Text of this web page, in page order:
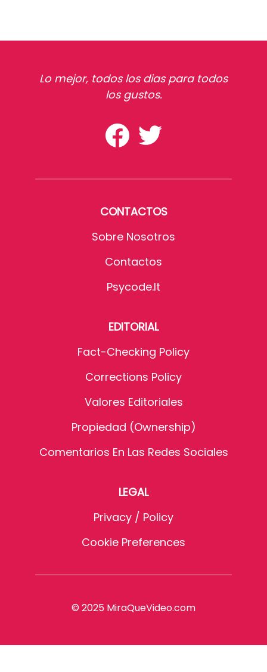
Lo mejor, todos los dias para todos
los gustos.
CONTACTOS
Sobre Nosotros
Contactos
Psycode.it
EDITORIAL
Fact-Checking Policy
Corrections Policy
Valores Editoriales
Propiedad (Ownership)
Comentarios En Las Redes Sociales
LEGAL
Privacy / Policy
Cookie Preferences
© 2025 MiraQueVideo.com